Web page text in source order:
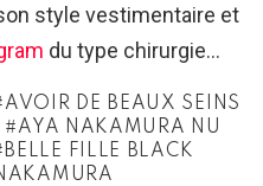
style vestimentaire et
du type chirurgie…
AVOIR DE BEAUX SEINS
AYA NAKAMURA NU
BELLE FILLE BLACK